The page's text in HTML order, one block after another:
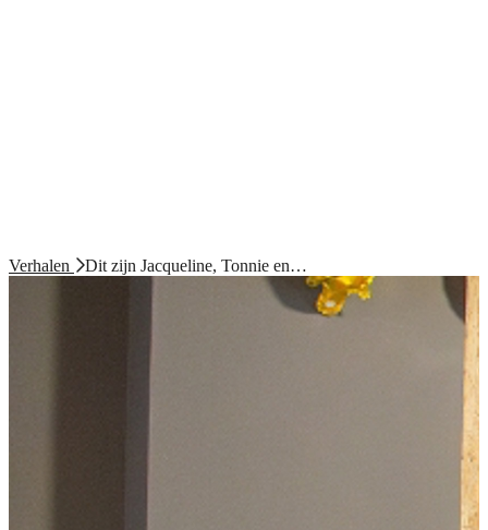
Verhalen Dit zijn Jacqueline, Tonnie en…